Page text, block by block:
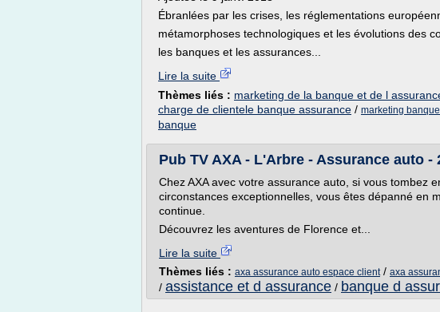
Ébranlées par les crises, les réglementations
métamorphoses technologiques et les évolutions des
les banques et les assurances...
Lire la suite
Thèmes liés : marketing de la banque et de l
charge de clientele banque assurance / marketing
banque
Pub TV AXA - L'Arbre - Assurance auto -
Chez AXA avec votre assurance auto, si vous tombez
circonstances exceptionnelles, vous êtes dépanné en
continue.
Découvrez les aventures de Florence et...
Lire la suite
Thèmes liés : axa assurance auto espace client/ axa
/ assistance et d assurance / banque d